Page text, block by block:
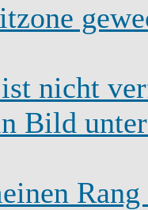
nicht
Bild
Rang